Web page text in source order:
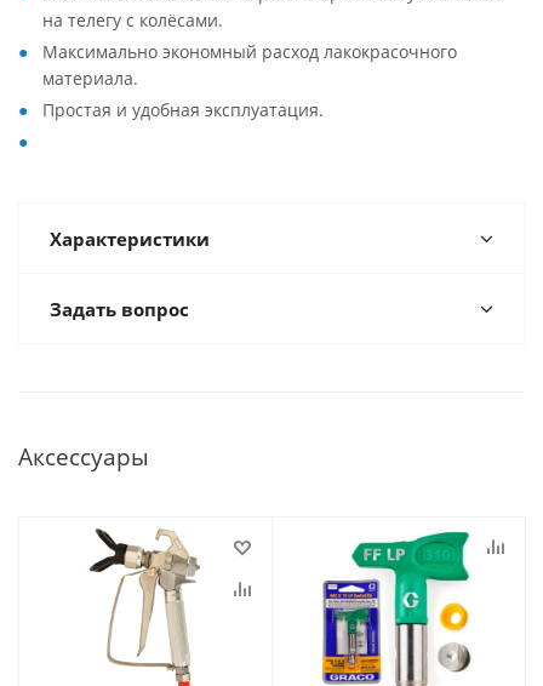
на телегу с колёсами.
Максимально экономный расход лакокрасочного
материала.
Простая и удобная эксплуатация.
Характеристики
Задать вопрос
Аксессуары